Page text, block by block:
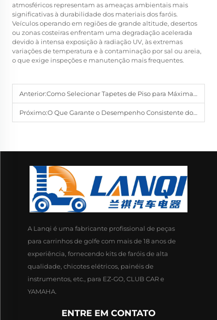
atmosféricos representam as ameaças ambientais mais
significativas à durabilidade dos materiais dos faróis.
Veículos operando em regiões de grande altitude, desertos
ou zonas costeiras enfrentam uma degradação acelerada
devido à intensa exposição à radiação UV, às extremas
variações de temperatura e à contaminação por sal ou areia,
o que exige inspeções e manutenção mais frequentes.
Anterior:Como Selecionar Tapetes de Piso para Máxima Proteção?
Próximo:O Que Garante o Desempenho Consistente dos Faróis na Condução Urbana e em Rodovias
A Lanqi é uma fabricante profissional de peças
para carrinhos de golfe com mais de 18 anos de
experiência, fornecendo kits de faróis de alta
qualidade, chicotes elétricos, painéis de
instrumentos, etc., para EZ-GO, CLUB CAR e
YAMAHA.
ENTRE EM CONTATO